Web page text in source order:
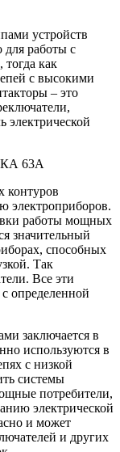
устройств
для работы с
как
с высокими
– это
электрической
63А
контуров
электроприборов.
работы мощных
значительный
способных
Так
Все эти
определенной
заключается в
используются в
с низкой
системы
потребители,
электрической
и может
и других